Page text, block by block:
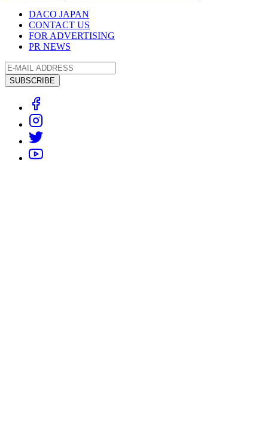
DACO JAPAN
CONTACT US
FOR ADVERTISING
PR NEWS